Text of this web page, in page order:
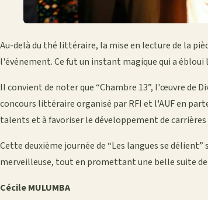
Au-delà du thé littéraire, la mise en lecture de la
l'événement. Ce fut un instant magique qui a
Il convient de noter que “Chambre 13”, l'œuvre de
concours littéraire organisé par RFI et l'AUF en
talents et à favoriser le développement de
Cette deuxième journée de “Les langues se
merveilleuse, tout en promettant une belle suite
Cécile MULUMBA